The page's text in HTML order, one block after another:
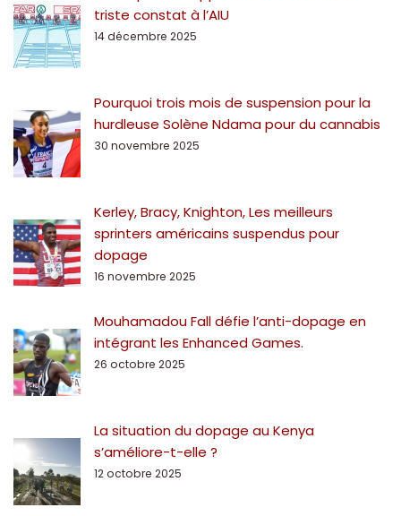
triste constat à l’AIU
14 décembre 2025
Pourquoi trois mois de suspension pour la
hurdleuse Solène Ndama pour du cannabis
30 novembre 2025
Kerley, Bracy, Knighton, Les meilleurs
sprinters américains suspendus pour
dopage
16 novembre 2025
Mouhamadou Fall défie l’anti-dopage en
intégrant les Enhanced Games.
26 octobre 2025
La situation du dopage au Kenya
s’améliore-t-elle ?
12 octobre 2025